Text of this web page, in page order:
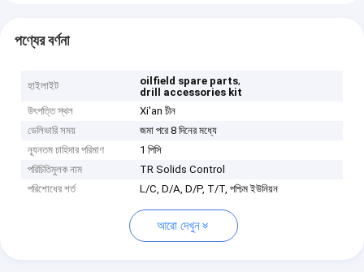
পণ্যের বর্ণনা
হাইলাইট oilfield spare parts,
drill accessories kit
উৎপত্তি স্থল
Xi'an চীন
ডেলিভারি সময়
জমা পরে 8 দিনের মধ্যে
ন্যূনতম চাহিদার পরিমাণ
1 পিসি
পরিচিতিমুলক নাম
TR Solids Control
পরিশোধের শর্ত
L/C, D/A, D/P, T/T, পশ্চিম ইউনিয়ন
আরো দেখুন